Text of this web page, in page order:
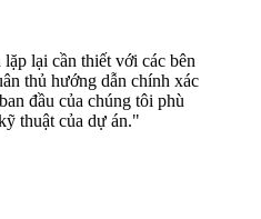
lại cần thiết với các bên
thủ hướng dẫn chính xác
đầu của chúng tôi phù
thuật của dự án."